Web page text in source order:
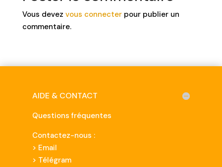
Vous devez vous connecterpour publier un
commentaire.
AIDE & CONTACT
Questions fréquentes
Contactez-nous :
> Email
> Télégram